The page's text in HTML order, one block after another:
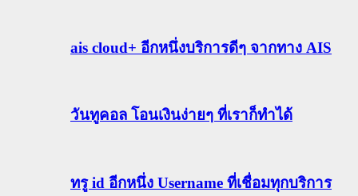
ais cloud+ อีกหนึ่งบริการดีๆ จากทาง AIS
วันทูคอล โอนเงินง่ายๆ ที่เราก็ทำได้
ทรู id อีกหนึ่ง Username ที่เชื่อมทุกบริการ